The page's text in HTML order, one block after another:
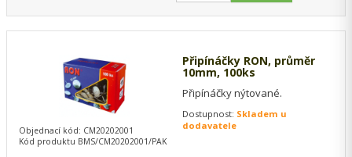
Připínáčky RON, průměr
10mm, 100ks
Připínáčky nýtované.
Dostupnost: Skladem u
dodavatele
Objednací kód: CM20202001
Kód produktu BMS/CM20202001/PAK